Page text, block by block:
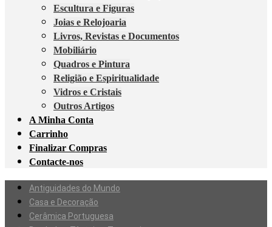
Escultura e Figuras
Joias e Relojoaria
Livros, Revistas e Documentos
Mobiliário
Quadros e Pintura
Religião e Espiritualidade
Vidros e Cristais
Outros Artigos
A Minha Conta
Carrinho
Finalizar Compras
Contacte-nos
Antiguidades do Mundo
Casa e Decoração
Cerâmica Portuguesa